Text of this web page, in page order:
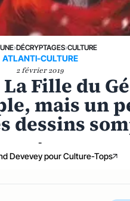
›DÉCRYPTAGES›CULTURE
ATLANTI-CULTURE
2 février 2019
Fille du
mais un
dessins
-
Devevey pour Culture-Tops